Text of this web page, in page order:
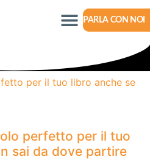
PARLA CON NOI
perfetto per il tuo
sai da dove partire